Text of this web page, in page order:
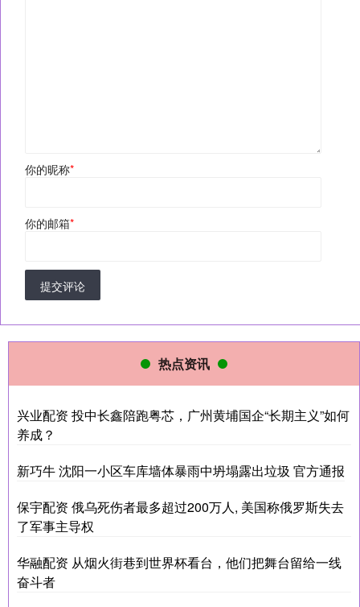
你的昵称*
你的邮箱*
提交评论
热点资讯
兴业配资 投中长鑫陪跑粤芯，广州黄埔国企“长期主义”如何
养成？
新巧牛 沈阳一小区车库墙体暴雨中坍塌露出垃圾 官方通报
保宇配资 俄乌死伤者最多超过200万人, 美国称俄罗斯失去
了军事主导权
华融配资 从烟火街巷到世界杯看台，他们把舞台留给一线
奋斗者